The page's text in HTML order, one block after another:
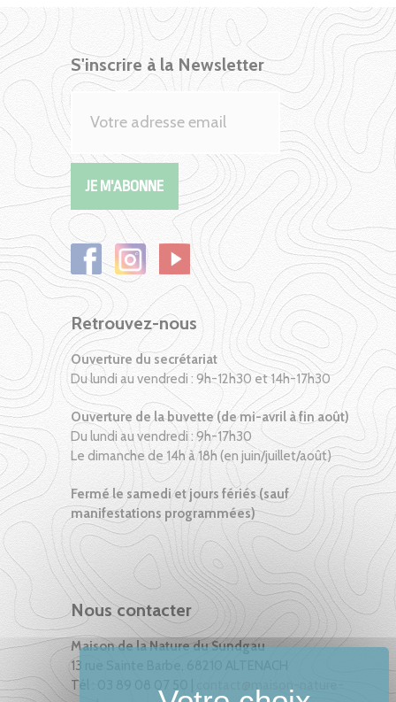
S'inscrire à la Newsletter
Retrouvez-nous
Ouverture du secrétariat
Du lundi au vendredi : 9h-12h30 et 14h-17h30
Ouverture de la buvette (de mi-avril à fin août)
Du lundi au vendredi : 9h-17h30
Le dimanche de 14h à 18h (en juin/juillet/août)
Fermé le samedi et jours fériés (sauf
manifestations programmées)
Nous contacter
Maison de la Nature du Sundgau
13 rue Sainte Barbe, 68210 ALTENACH
Tél : 03 89 08 07 50 |